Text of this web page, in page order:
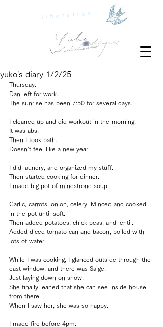
liberation
yuko's diary 1/2/25
Thursday.
Dan left for work.
The sunrise has been 7:50 for several days.
I cleaned up and did workout in the morning.
It was abs.
Then I took bath.
Doesn’t feel like a new year.
I did laundry, and organized my stuff.
Then started cooking for dinner.
I made big pot of minestrone soup.
Garlic, carrots, onion, celery. Minced and cooked
in the pot until soft.
Then added potatoes, chick peas, and lentil.
Added diced tomato can and bacon, boiled with
lots of water.
While I was cooking, I glanced outside through the
east window, and there was Saige.
Just laying down on snow.
She finally leaned that she can see inside house
from there.
When I saw her, she was so happy.
I made fire before 4pm.